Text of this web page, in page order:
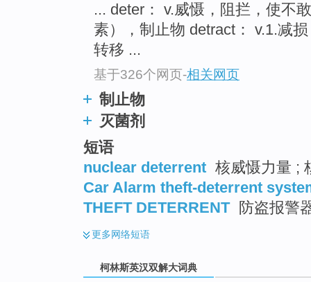
... deter： v.威慑，阻拦，使不
素），制止物 detract： v.1.减
转移 ...
基于326个网页-相关网页
制止物
灭菌剂
短语
nuclear deterrent 核威慑力量 ;
Car Alarm theft-deterrent
THEFT DETERRENT
防盗报警
更多网络短语
柯林斯英汉双解大词典